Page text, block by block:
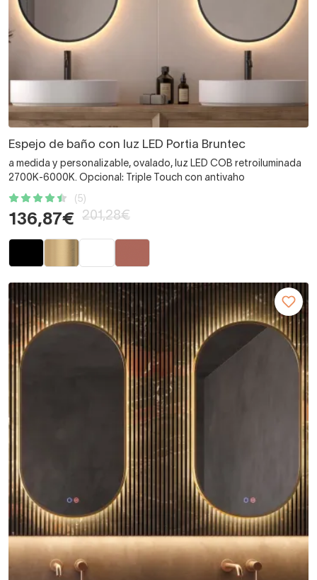
Espejo de baño con luz LED Portia Bruntec
a medida y personalizable, ovalado, luz LED COB retroiluminada
2700K-6000K. Opcional: Triple Touch con antivaho
(5)
136,87€ 201,28€